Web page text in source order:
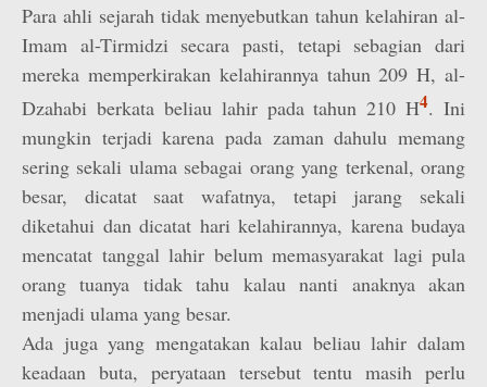
Para ahli sejarah tidak menyebutkan tahun kelahiran al-
Imam al-Tirmidzi secara pasti, tetapi sebagian dari
mereka memperkirakan kelahirannya tahun 209 H, al-
Dzahabi berkata beliau lahir pada tahun 210 H4. Ini
mungkin terjadi karena pada zaman dahulu memang
sering sekali ulama sebagai orang yang terkenal, orang
besar, dicatat saat wafatnya, tetapi jarang sekali
diketahui dan dicatat hari kelahirannya, karena budaya
mencatat tanggal lahir belum memasyarakat lagi pula
orang tuanya tidak tahu kalau nanti anaknya akan
menjadi ulama yang besar.
Ada juga yang mengatakan kalau beliau lahir dalam
keadaan buta, peryataan tersebut tentu masih perlu